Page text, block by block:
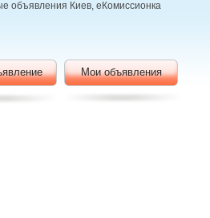
объявления Киев, еКомиссионка
Мои объявления